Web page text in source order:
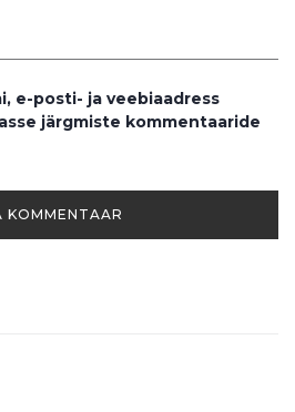
e-posti- ja veebiaadress
järgmiste kommentaaride